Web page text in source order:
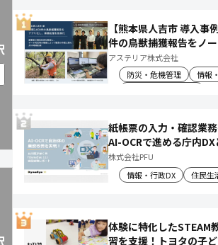
【熊本県人吉市 導入事
件の鳥獣捕獲報告をノ
でアプリ化し、月50時間
を削減
アステリア株式会社
防災・危機管理
情報
紙帳票の入力・確認業
AI-OCRで進める庁内
株式会社PFU
情報・行政DX
住民生
体験に特化したSTEAM
習を支援！トヨタの子